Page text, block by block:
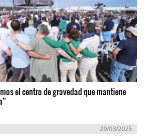
el centro de gravedad que mantiene
29/03/2025